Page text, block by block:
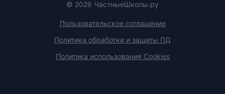
© 2026 ЧастныеШколы.ру
Пользовательское соглашение
Политика обработки и защиты ПД
Политика использования Cookies